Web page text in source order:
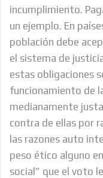
incumplimiento.
un ejemplo. En
población debe
el sistema de
estas obligaciones
funcionamiento de
medianamente
contra de ellas por
las razones auto
peso ético alguno
social” que el voto